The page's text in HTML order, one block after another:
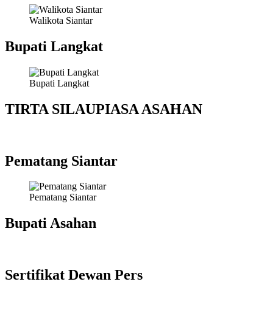
Walikota Siantar
Bupati Langkat
Bupati Langkat
TIRTA SILAUPIASA ASAHAN
Pematang Siantar
Pematang Siantar
Bupati Asahan
Sertifikat Dewan Pers